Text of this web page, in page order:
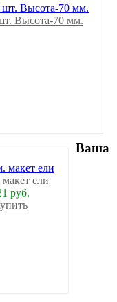
Высота-70 мм.
ели
руб.
Ваша